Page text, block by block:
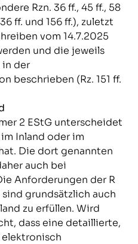
Rzn. 36 ff., 45 ff., 58
ff. und 156 ff.), zuletzt
vom 14.7.2025
und die jeweils
in der
beschrieben (Rz. 151 ff.
2 EStG unterscheidet
Inland oder im
Die dort genannten
auch bei
Anforderungen der R
sind grundsätzlich auch
zu erfüllen. Wird
dass eine detaillierte,